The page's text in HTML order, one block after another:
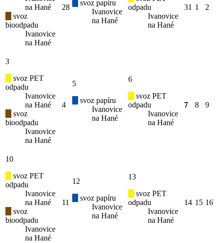
na Hané
svoz
bioodpadu
Ivanovice
na Hané
28
svoz papíru
Ivanovice
na Hané
odpadu
Ivanovice
na Hané
31 1 2
3
svoz PET
odpadu
Ivanovice
na Hané
svoz
bioodpadu
Ivanovice
na Hané
4
5
svoz papíru
Ivanovice
na Hané
6
svoz PET
odpadu
Ivanovice
na Hané
7 8 9
10
svoz PET
odpadu
Ivanovice
na Hané
svoz
bioodpadu
Ivanovice
na Hané
11
12
svoz papíru
Ivanovice
na Hané
13
svoz PET
odpadu
Ivanovice
na Hané
14 15 16